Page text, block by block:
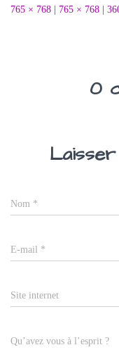
765 × 768 | 765 × 768 |
0
Nom *
E-mail *
Site internet
Qu’avez vous à l’esprit ?